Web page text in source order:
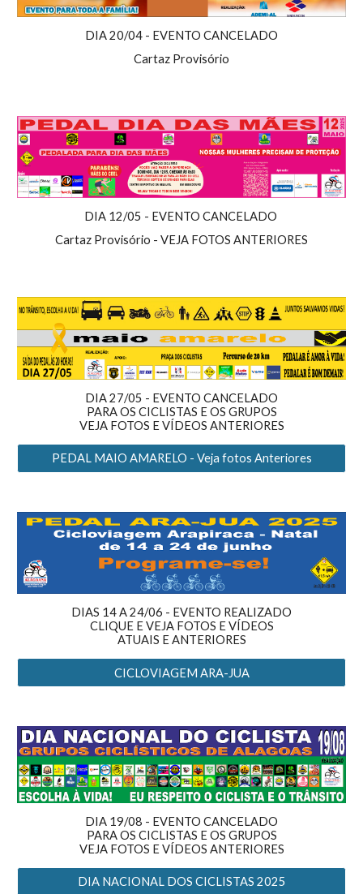
DIA 20/04 - EVENTO CANCELADO
Cartaz Provisório
DIA 12/05 - EVENTO CANCELADO
Cartaz Provisório - VEJA FOTOS ANTERIORES
DIA 27/05 - EVENTO CANCELADO
PARA OS CICLISTAS E OS GRUPOS
VEJA FOTOS E VÍDEOS ANTERIORES
PEDAL MAIO AMARELO - Veja fotos Anteriores
DIAS 14 A 24/06 - EVENTO REALIZADO
CLIQUE E VEJA FOTOS EVÍDEOS
ATUAIS E ANTERIORES
CICLOVIAGEM ARA-JUA
DIA 19/08 - EVENTO CANCELADO
PARA OS CICLISTAS E OS GRUPOS
VEJA FOTOS E VÍDEOS ANTERIORES
DIA NACIONAL DOS CICLISTAS 2025